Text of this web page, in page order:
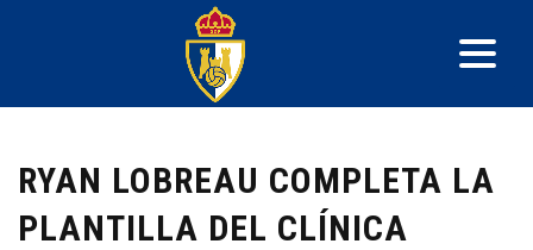
RYAN LOBREAU COMPLETA LA
PLANTILLA DEL CLÍNICA